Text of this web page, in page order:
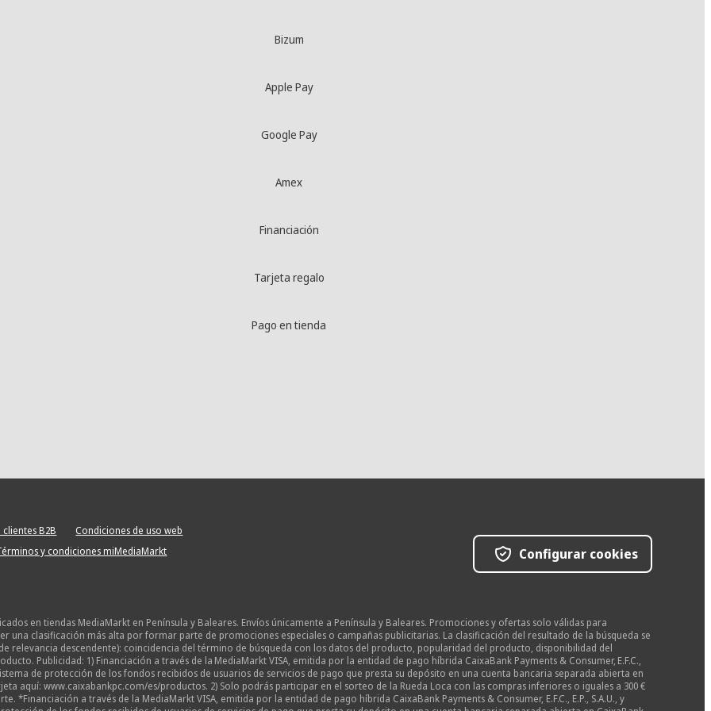
Bizum
Apple Pay
Google Pay
Amex
Financiación
Tarjeta regalo
Pago en tienda
B2B
Condiciones de uso web
y condiciones miMediaMarkt
Configurar cookies
en tiendas MediaMarkt en Península y Baleares. Envíos únicamente a Península y Baleares. Promociones y ofertas solo válidas para
una clasificación más alta por formar parte de promociones especiales o campañas publicitarias. La clasificación del resultado de la búsqueda se
relevancia descendente): coincidencia del término de búsqueda con los datos del producto, popularidad del producto, disponibilidad del
Publicidad: 1) Financiación a través de la MediaMarkt VISA, emitida por la entidad de pago híbrida CaixaBank Payments & Consumer, E.F.C.,
de protección de los fondos recibidos de usuarios de servicios de pago que presta su depósito en una cuenta bancaria separada abierta en
aquí: www.caixabankpc.com/es/productos. 2) Solo podrás participar en el sorteo de la Rueda Loca con las compras inferiores o iguales a 300 €
*Financiación a través de la MediaMarkt VISA, emitida por la entidad de pago híbrida CaixaBank Payments & Consumer, E.F.C., E.P., S.A.U., y